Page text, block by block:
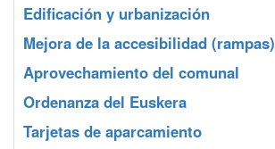
Edificación y urbanización
Mejora de la accesibilidad (rampas)
Aprovechamiento del comunal
Ordenanza del Euskera
Tarjetas de aparcamiento